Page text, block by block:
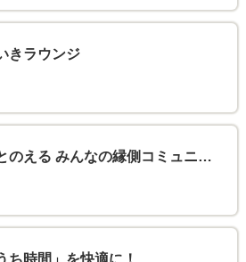
きラウンジ
のえる みんなの縁側コミュニ…
ち時間」を快適に！